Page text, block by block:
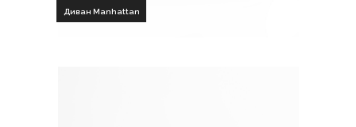
Диван Manhattan